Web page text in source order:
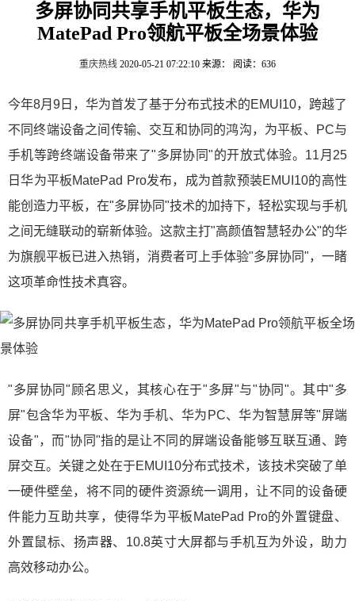
多屏协同共享手机平板生态，华为
MatePad Pro领航平板全场景体验
重庆热线 2020-05-21 07:22:10 来源： 阅读：636
今年8月9日，华为首发了基于分布式技术的EMUI10，跨越了
不同终端设备之间传输、交互和协同的鸿沟，为平板、PC与
手机等跨终端设备带来了"多屏协同"的开放式体验。11月25
日华为平板MatePad Pro发布，成为首款预装EMUI10的高性
能创造力平板，在"多屏协同"技术的加持下，轻松实现与手机
之间无缝联动的崭新体验。这款主打"高颜值智慧轻办公"的华
为旗舰平板已进入热销，消费者可上手体验"多屏协同"，一睹
这项革命性技术真容。
"多屏协同"顾名思义，其核心在于"多屏"与"协同"。其中"多
屏"包含华为平板、华为手机、华为PC、华为智慧屏等"屏端
设备"，而"协同"指的是让不同的屏端设备能够互联互通、跨
屏交互。关键之处在于EMUI10分布式技术，该技术突破了单
一硬件壁垒，将不同的硬件资源统一调用，让不同的设备硬
件能力互助共享，使得华为平板MatePad Pro的外置键盘、
外置鼠标、扬声器、10.8英寸大屏都与手机互为外设，助力
高效移动办公。